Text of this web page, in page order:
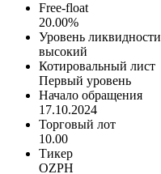
Free-float
20.00%
Уровень ликвидности
высокий
Котировальный лист
Первый уровень
Начало обращения
17.10.2024
Торговый лот
10.00
Тикер
OZPH